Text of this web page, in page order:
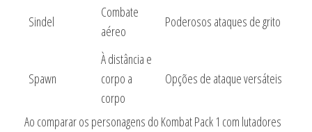
Sindel
Combate
aéreo
Poderosos ataques de grito
Spawn
À distância e
corpo a
corpo
Opções de ataque versáteis
Ao comparar os personagens do Kombat Pack 1 com lutadores